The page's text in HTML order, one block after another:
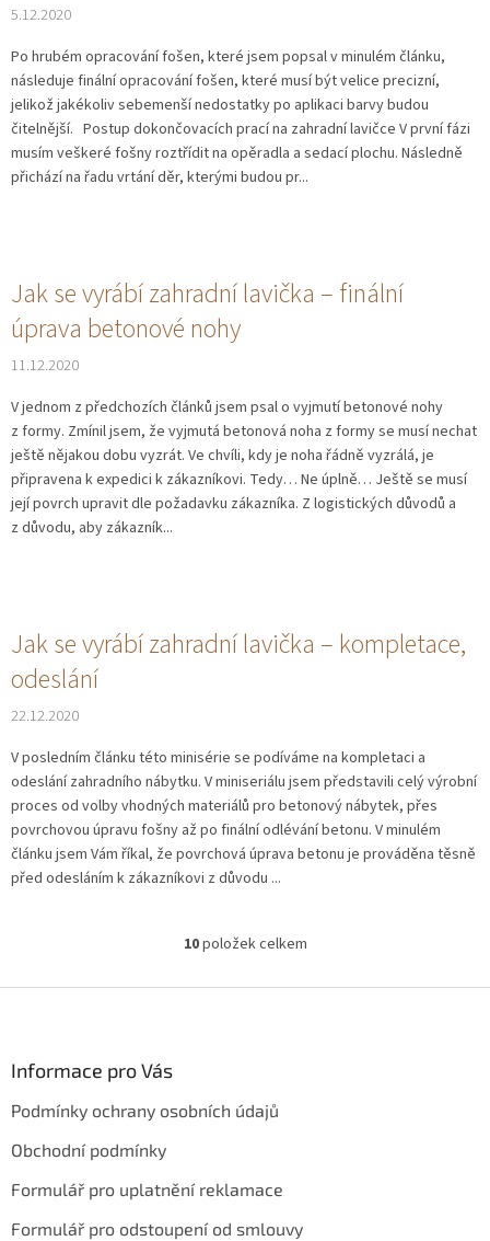
5.12.2020
Po hrubém opracování fošen, které jsem popsal v minulém článku,
následuje finální opracování fošen, které musí být velice precizní,
jelikož jakékoliv sebemenší nedostatky po aplikaci barvy budou
čitelnější. Postup dokončovacích prací na zahradní lavičce V první fázi
musím veškeré fošny roztřídit na opěradla a sedací plochu. Následně
přichází na řadu vrtání děr, kterými budou pr...
Jak se vyrábí zahradní lavička – finální
úprava betonové nohy
11.12.2020
V jednom z předchozích článků jsem psal o vyjmutí betonové nohy
z formy. Zmínil jsem, že vyjmutá betonová noha z formy se musí nechat
ještě nějakou dobu vyzrát. Ve chvíli, kdy je noha řádně vyzrálá, je
připravena k expedici k zákazníkovi. Tedy… Ne úplně… Ještě se musí
její povrch upravit dle požadavku zákazníka. Z logistických důvodů a
z důvodu, aby zákazník...
Jak se vyrábí zahradní lavička – kompletace,
odeslání
22.12.2020
V posledním článku této minisérie se podíváme na kompletaci a
odeslání zahradního nábytku. V miniseriálu jsem představili celý výrobní
proces od volby vhodných materiálů pro betonový nábytek, přes
povrchovou úpravu fošny až po finální odlévání betonu. V minulém
článku jsem Vám říkal, že povrchová úprava betonu je prováděna těsně
před odesláním k zákazníkovi z důvodu ...
O
l
p
k
y
v
10položek celkem
Informace pro Vás
Podmínky ochrany osobních údajů
Obchodní podmínky
Formulář pro uplatnění reklamace
Formulář pro odstoupení od smlouvy